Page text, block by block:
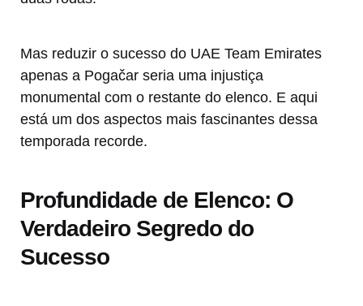
Mas reduzir o sucesso do UAE Team Emirates
apenas a Pogačar seria uma injustiça
monumental com o restante do elenco. E aqui
está um dos aspectos mais fascinantes dessa
temporada recorde.
Profundidade de Elenco: O
Verdadeiro Segredo do
Sucesso